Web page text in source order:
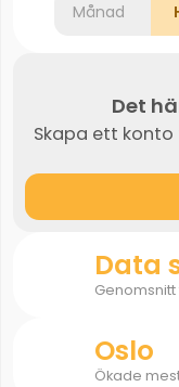
Månad
Det
Skapa ett
Data
Oslo
Ökade